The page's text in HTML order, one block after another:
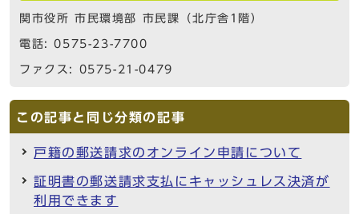
関市役所 市民環境部 市民課（北庁舎1階）
電話: 0575-23-7700
ファクス: 0575-21-0479
この記事と同じ分類の記事
戸籍の郵送請求のオンライン申請について
証明書の郵送請求支払にキャッシュレス決済が
利用できます